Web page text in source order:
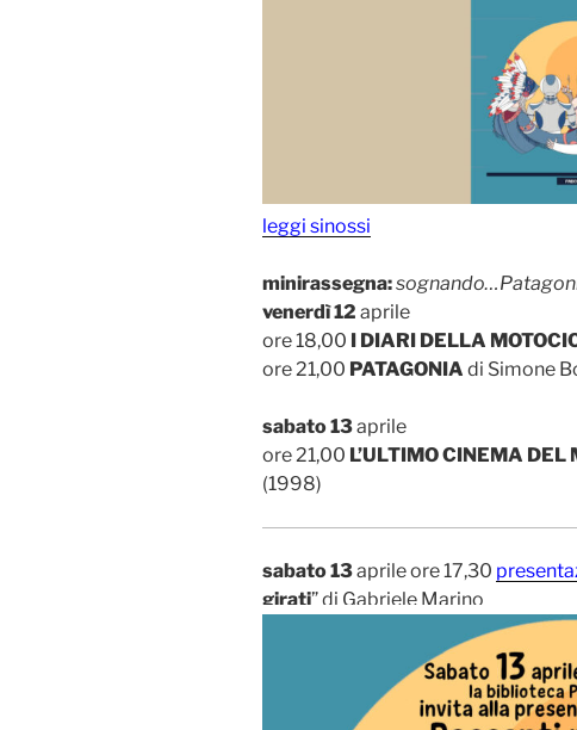
leggi sinossi
minirassegna:
venerdì 12 aprile
ore 18,00 I DIARI DELLA
ore 21,00 PATAGONIA di Simone
sabato 13aprile
ore 21,00 L’ULTIMO CINEMA DEL
(1998)
sabato 13aprile ore 17,30
girati” di Gabriele Marino